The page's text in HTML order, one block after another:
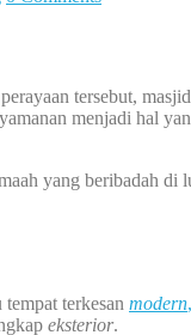
tersebut,
menjadi hal
yang beribadah
terkesan modern,
eksterior.